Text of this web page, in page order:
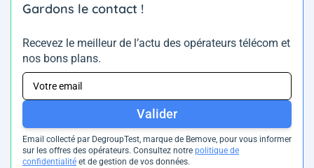
Gardons le contact !
Recevez le meilleur de l’actu des opérateurs télécom et
nos bons plans.
Valider
Email collecté par DegroupTest, marque de Bemove, pour vous informer
sur les offres des opérateurs. Consultez notre politique de
confidentialité et de gestion de vos données.